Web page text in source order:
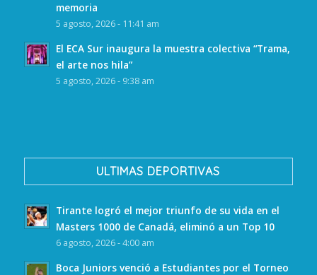
memoria
5 agosto, 2026 - 11:41 am
El ECA Sur inaugura la muestra colectiva “Trama,
el arte nos hila”
5 agosto, 2026 - 9:38 am
ULTIMAS DEPORTIVAS
Tirante logró el mejor triunfo de su vida en el
Masters 1000 de Canadá, eliminó a un Top 10
6 agosto, 2026 - 4:00 am
Boca Juniors venció a Estudiantes por el Torneo